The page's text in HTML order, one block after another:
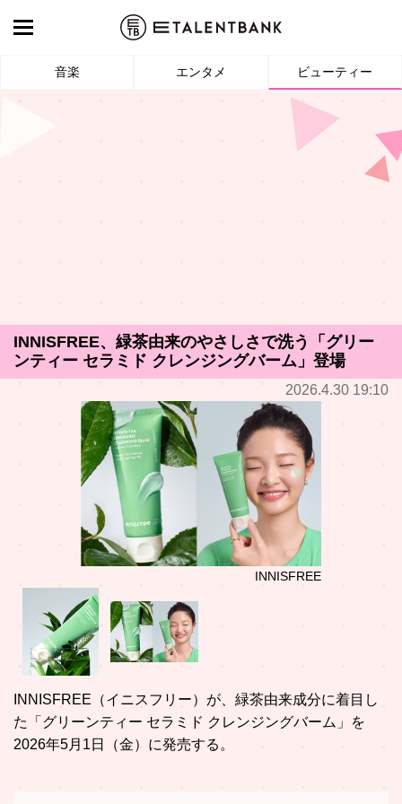
音楽 エンタメ ビューティー
INNISFREE、緑茶由来のやさしさで洗う「グリー
ンティー セラミド クレンジングバーム」登場
2026.4.30 19:10
INNISFREE
INNISFREE（イニスフリー）が、緑茶由来成分に着目し
た「グリーンティー セラミド クレンジングバーム」を
2026年5月1日（金）に発売する。